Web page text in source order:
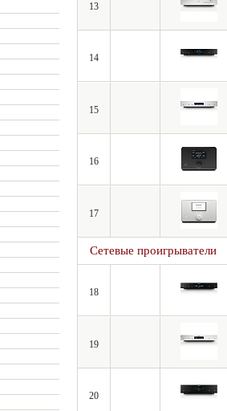
13
14
15
16
17
Сетевые проигрыватели
18
19
20